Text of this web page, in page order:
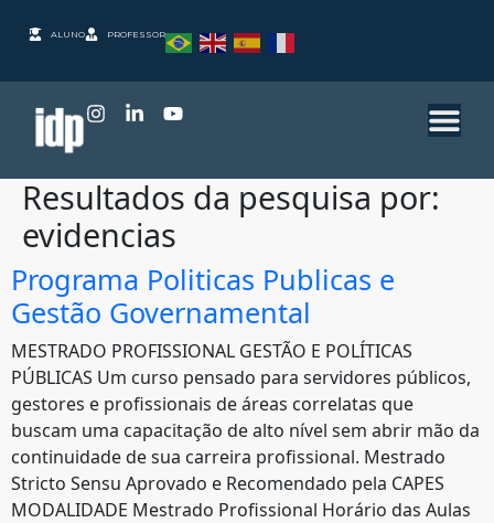
ALUNO PROFESSOR
Resultados da pesquisa por:
evidencias
Programa Politicas Publicas e
Gestão Governamental
MESTRADO PROFISSIONAL GESTÃO E POLÍTICAS
PÚBLICAS Um curso pensado para servidores públicos,
gestores e profissionais de áreas correlatas que
buscam uma capacitação de alto nível sem abrir mão da
continuidade de sua carreira profissional. Mestrado
Stricto Sensu Aprovado e Recomendado pela CAPES
MODALIDADE Mestrado Profissional Horário das Aulas